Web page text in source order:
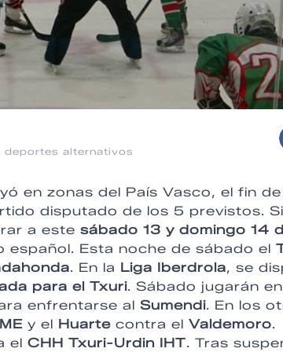
deportes alternativos
en zonas del País Vasco, el fin
disputado de los 5 previstos.
a este sábado 13 y domingo 14
español. Esta noche de sábado el
. En la Liga Iberdrola, se
para el Txuri. Sábado jugarán
enfrentarse al Sumendi. En los
y el Huarte contra el Valdemoro.
el CHH Txuri-Urdin IHT. Tras